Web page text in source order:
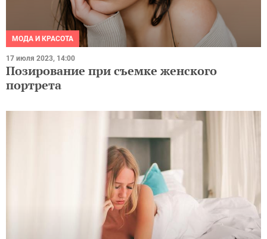
МОДА И КРАСОТА
17 июля 2023, 14:00
Позирование при съемке женского
портрета